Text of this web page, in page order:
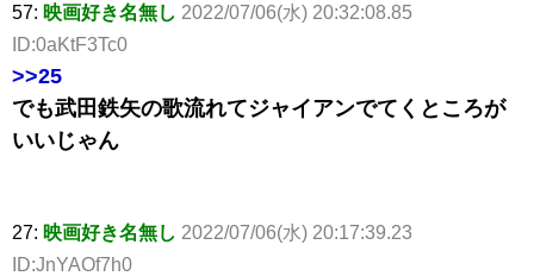
57: 映画好き名無し 2022/07/06(水) 20:32:08.85
ID:0aKtF3Tc0
>>25
でも武田鉄矢の歌流れてジャイアンでてくところが
いいじゃん
27: 映画好き名無し 2022/07/06(水) 20:17:39.23
ID:JnYAOf7h0